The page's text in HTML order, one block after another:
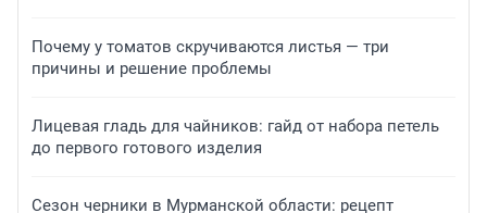
Почему у томатов скручиваются листья — три
причины и решение проблемы
Лицевая гладь для чайников: гайд от набора петель
до первого готового изделия
Сезон черники в Мурманской области: рецепт